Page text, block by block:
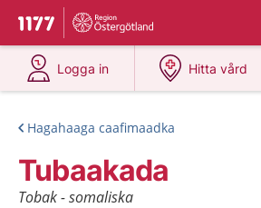
To start page for 1177
Du har valt region
Logga in
at 1177.se
Hitta vård
at 1177.se
Hagahaaga caafimaadka
Tubaakada
Tobak - somaliska